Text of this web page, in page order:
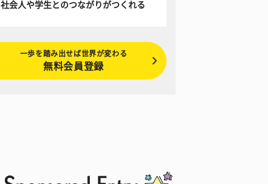
社会人や学生とのつながりがつくれる
一歩を踏み出せば世界が変わる
無料会員登録